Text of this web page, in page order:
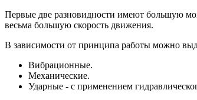
Первые две разновидности имеют большую
весьма большую скорость движения.
В зависимости от принципа работы можно
Вибрационные.
Механические.
Ударные - с применением